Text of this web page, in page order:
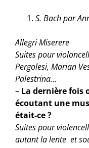
S. Bach par
Allegri Miserere
Suites pour
Pergolesi, Marian
Palestrina…
– La dernière fois
écoutant une
était-ce ?
Suites pour
autant la lente et